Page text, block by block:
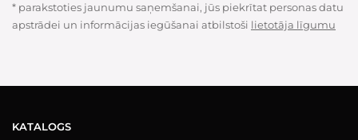
* parakstoties jaunumu saņemšanai, jūs piekrītat personas datu
apstrādei un informācijas iegūšanai atbilstoši lietotāja līgumu
KATALOGS